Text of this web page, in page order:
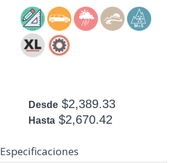
Desde $2,389.33
Hasta $2,670.42
Especificaciones